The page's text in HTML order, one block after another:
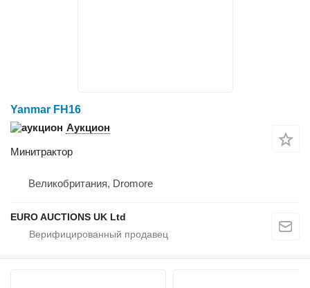
Yanmar FH16
Аукцион
Минитрактор
Великобритания, Dromore
EURO AUCTIONS UK Ltd